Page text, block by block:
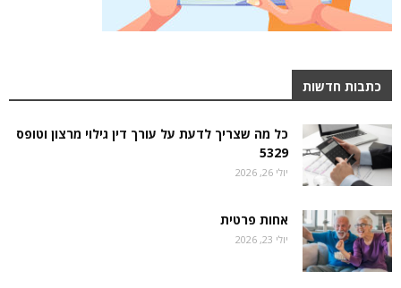
כתבות חדשות
כל מה שצריך לדעת על עורך דין גילוי מרצון וטופס
5329
יולי 26, 2026
אחות פרטית
יולי 23, 2026